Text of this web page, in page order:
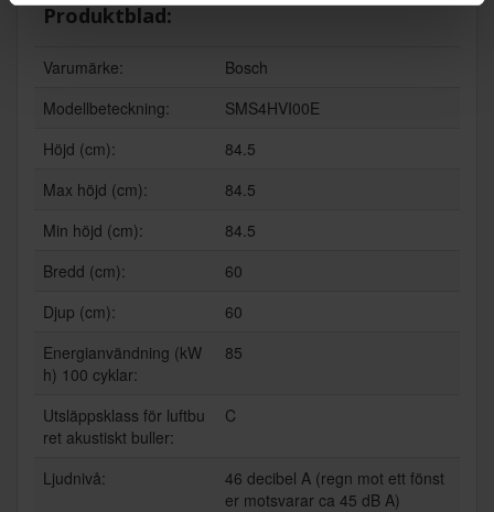
Produktblad:
Varumärke:
Bosch
Modellbeteckning:
SMS4HVI00E
Höjd (cm):
84.5
Max höjd (cm):
84.5
Min höjd (cm):
84.5
Bredd (cm):
60
Djup (cm):
60
Energianvändning (kW
h) 100 cyklar:
85
Utsläppsklass för luftbu
ret akustiskt buller:
C
Ljudnivå:
46 decibel A (regn mot ett fönst
er motsvarar ca 45 dB A)